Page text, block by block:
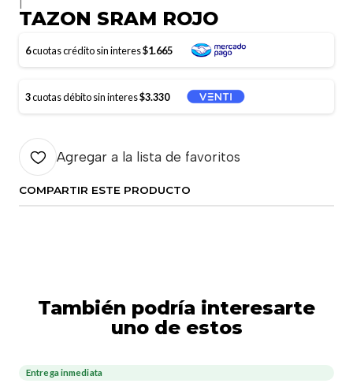
TAZON SRAM ROJO
6cuotas crédito sin interes$1.665
3cuotas débito sin interes$3.330
Agregar a la lista de favoritos
COMPARTIR ESTE PRODUCTO
También podría interesarte
uno de estos
Entrega inmediata